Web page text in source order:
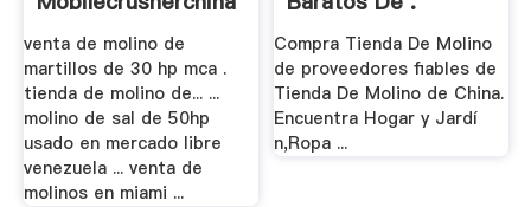
venta de molino de
martillos de 30 hp mca .
tienda de molino de... ...
molino de sal de 50hp
usado en mercado libre
venezuela ... venta de
molinos en miami ...
Compra Tienda De Molino
de proveedores fiables de
Tienda De Molino de China.
Encuentra Hogar y Jardí
n,Ropa ...